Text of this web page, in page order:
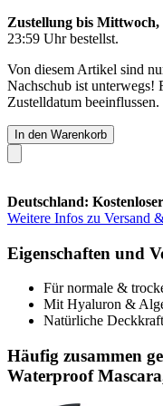
Zustellung bis Mittwoch,
23:59 Uhrbestellst.
Von diesem Artikel sind
Nachschub ist unterwegs!
Zustelldatum beeinflussen.
In den Warenkorb
Deutschland:
Weitere Infos zu Versand
Eigenschaften und
Für normale &
Mit Hyaluron &
Natürliche Deckkraft
Häufig zusammen
Waterproof